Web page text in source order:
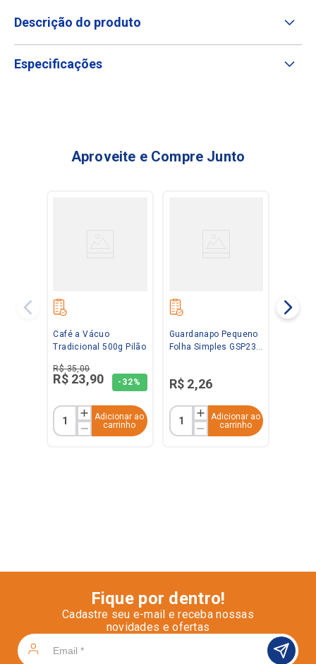
Descrição do produto
Especificações
Aproveite e Compre Junto
Café a Vácuo
Tradicional 500g Pilão
R$ 35,00
R$ 23,90 - 32%
Adicionar ao
carrinho
Guardanapo Pequeno
Folha Simples GSP23
R$ 2,26
Adicionar ao
carrinho
Fique por dentro!
Cadastre seu e-mail e receba nossas
novidades e ofertas